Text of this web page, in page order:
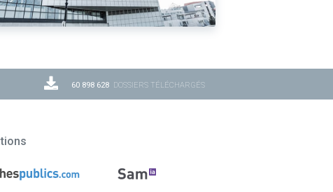
60 898 628 DOSSIERS TÉLÉCHARGÉS